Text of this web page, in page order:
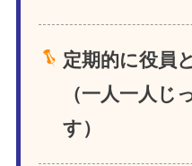
定期的に役員
（一人一人じ
す）